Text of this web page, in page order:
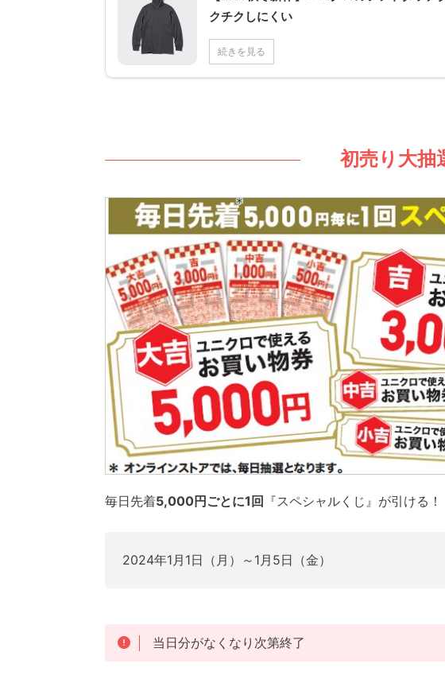
クチクしにくい
続きを見る
初売り大抽
毎日先着5,000円ごとに1回 『スペシャルくじ』が引ける！
2024年1月1日（月）～1月5日（金）
当日分がなくなり次第終了